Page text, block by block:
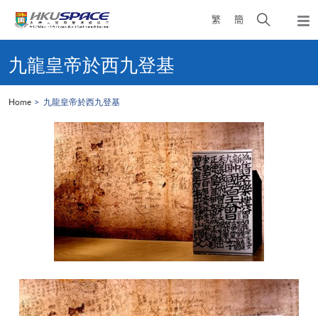
繁 簡
Open
search
content
start九龍皇帝於西九登基
Home 九龍皇帝於西九登基